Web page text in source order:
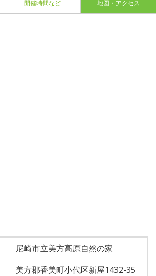
開催時間など 地図・アクセス
尼崎市立美方高原自然の家
美方郡香美町小代区新屋1432-35